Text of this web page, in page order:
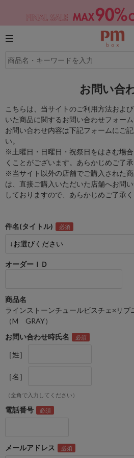
お問い合
こちらは、当サイトのご利用方法およ
いた商品に関するお問い合わせフォーム
お問い合わせ内容は下記フォームにご
い。
※土曜日・日曜日・祝祭日をはさむ場
くことがございます。あらかじめご了承
※当サイト以外の店舗でご購入された
は、直接ご購入いただいた店舗へお問
しておりますので、あらかじめご了承く
件名(タイトル)
オーダーＩＤ
商品名
ラインストーンチュールビスチェ×リブ
（M GRAY）
お問い合わせ時氏名
［姓］
［名］
（全角で入力してください）
電話番号
メールアドレス